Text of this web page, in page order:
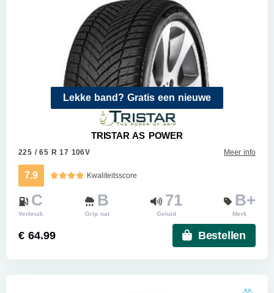
Lekke band? Gratis een nieuwe
TRISTAR AS POWER
225 / 65 R 17 106V Meer info
7.9 Kwaliteitsscore
C
Verbruik
B
Grip nat
71
Geluid
B+
Merk
€ 64.99 Bestellen